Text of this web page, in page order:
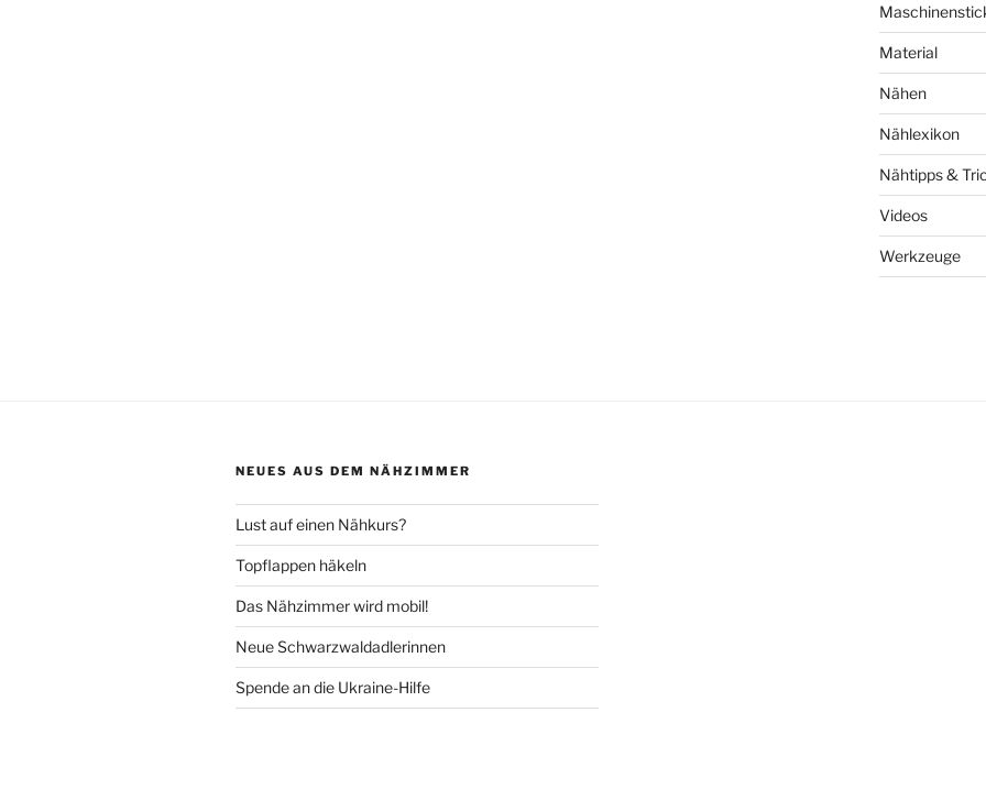
Material
Nähen
Nählexikon
Nähtipps &
Videos
Werkzeuge
NEUES AUS DEM NÄHZIMMER
Lust auf einen Nähkurs?
Topflappen häkeln
Das Nähzimmer wird mobil!
Neue Schwarzwaldadlerinnen
Spende an die Ukraine-Hilfe